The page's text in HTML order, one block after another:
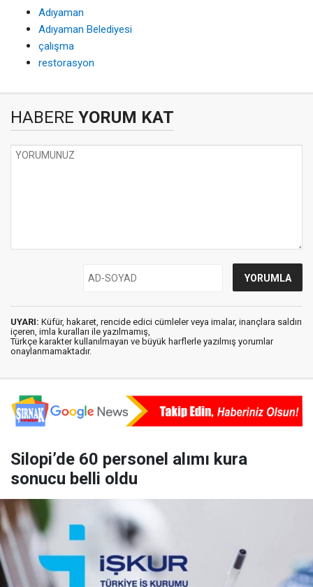
Adıyaman
Adıyaman Belediyesi
çalışma
restorasyon
HABERE YORUM KAT
UYARI: Küfür, hakaret, rencide edici cümleler veya imalar, inançlara saldırı
içeren, imla kuralları ile yazılmamış,
Türkçe karakter kullanılmayan ve büyük harflerle yazılmış yorumlar
onaylanmamaktadır.
Silopi’de 60 personel alımı kura
sonucu belli oldu